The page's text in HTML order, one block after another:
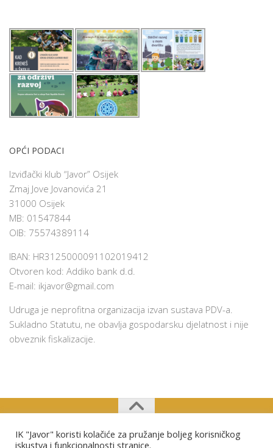
OPĆI PODACI
Izviđački klub “Javor” Osijek
Zmaj Jove Jovanovića 21
31000 Osijek
MB: 01547844
OIB: 75574389114
IBAN: HR3125000091102019412
Otvoren kod: Addiko bank d.d.
E-mail: ikjavor@gmail.com
Udruga je neprofitna organizacija izvan sustava PDV-a.
Sukladno Statutu, ne obavlja gospodarsku djelatnost i nije
obveznik fiskalizacije.
Izviđački klub "Javor" Osijek © 2026. Sva prava pridržana.
IK "Javor" koristi kolačiće za pružanje boljeg korisničkog
iskustva i funkcionalnosti stranice.